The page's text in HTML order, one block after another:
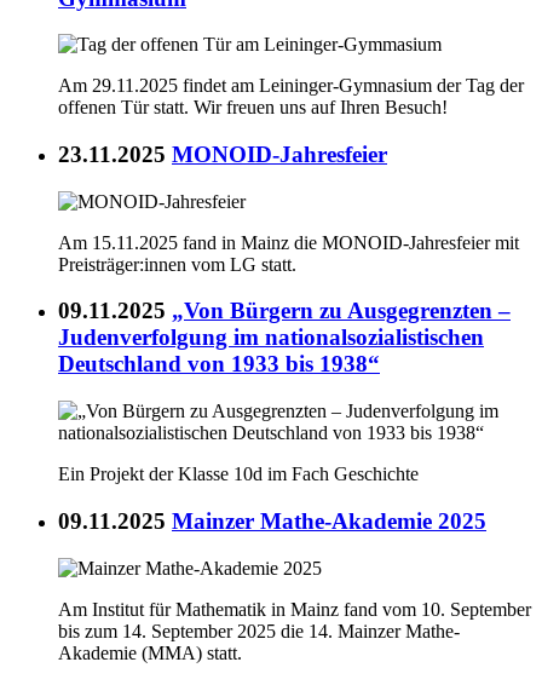
Am 29.11.2025 findet am Leininger-Gymnasium der Tag der
offenen Tür statt. Wir freuen uns auf Ihren Besuch!
23.11.2025 MONOID-Jahresfeier
Am 15.11.2025 fand in Mainz die MONOID-Jahresfeier mit
Preisträger:innen vom LG statt.
09.11.2025 „Von Bürgern zu Ausgegrenzten –
Judenverfolgung im nationalsozialistischen
Deutschland von 1933 bis 1938“
Ein Projekt der Klasse 10d im Fach Geschichte
09.11.2025 Mainzer Mathe-Akademie 2025
Am Institut für Mathematik in Mainz fand vom 10. September
bis zum 14. September 2025 die 14. Mainzer Mathe-
Akademie (MMA) statt.